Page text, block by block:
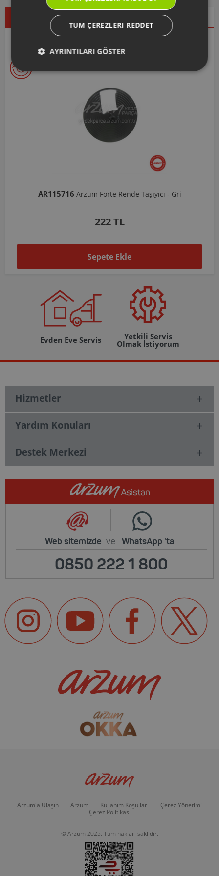
İndirimdekiler Yeni Ürünler
AR103206Arzum Shake'N Take Doğrayıcı Hazne 570 Ml-Koyu
1.037 TL
Sepete Ekle
Evden Eve Servis Yetkili Servis
Olmak İstiyorum
Hizmetler
Yardım Konuları
Destek Merkezi
Web sitemizde ve WhatsApp 'ta
0850 222 1 800
Arzum'a Ulaşın Arzum Kullanım Koşulları
Çerez Yönetimi
Çerez Politikası
© Arzum 2025. Tüm hakları saklıdır.
TÜM ÇEREZLERI REDDET
AYRINTILARI GÖSTER